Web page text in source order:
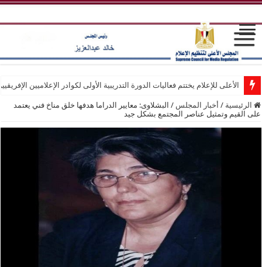
الأعلى للإعلام يختتم فعاليات الدورة التدريبية الأولى لكوادر الإعلاميين
الرئيسية / أخبار المجلس / البشلاوى: معايير الدراما هدفها خلق مناخ فني يعتمد
على القيم وتمثيل عناصر المجتمع بشكل جيد